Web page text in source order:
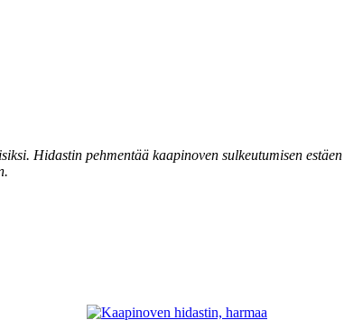
Hidastin pehmentää kaapinoven sulkeutumisen